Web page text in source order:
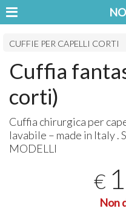
CUFFIE PER CAPELLI CORTI
Cuffia
corti)
Cuffia chirurgica per
lavabile – made in Italy .
MODELLI
€
Non